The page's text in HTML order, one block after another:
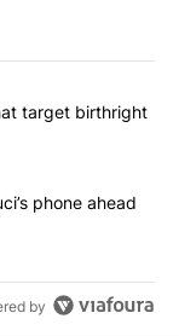
articles in the last
orders that
target birthright
obtains Fauci’s
phone ahead
by